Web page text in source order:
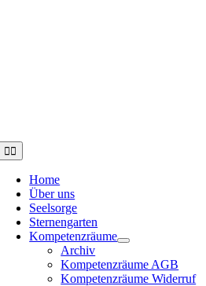
Toggle
Navigation
Home
Über uns
Seelsorge
Sternengarten
Kompetenzräume
Archiv
Kompetenzräume AGB
Kompetenzräume Widerruf